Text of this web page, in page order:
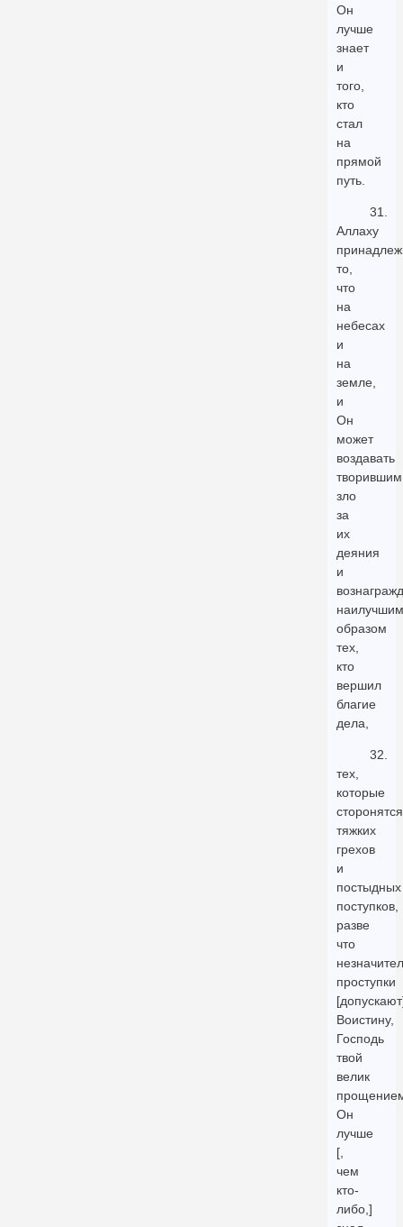
Он
лучше
знает
и
того,
кто
стал
на
прямой
путь.
31.
Аллаху
то,
что
на
небесах
и
на
земле,
и
Он
может
воздавать
творившим
зло
за
их
деяния
и
наилучшим
образом
тех,
кто
вершил
благие
дела,
32.
тех,
которые
сторонятся
тяжких
грехов
и
постыдных
поступков,
разве
что
проступки
Воистину,
Господь
твой
велик
Он
лучше
[,
чем
кто-
либо,]